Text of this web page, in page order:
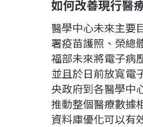
如何改善現行醫
醫學中心未來主要
署疫苗護照、榮總
福部未來將電子病
並且於日前放寬電
央政府到各醫學中
推動整個醫療數據
資料庫優化可以有